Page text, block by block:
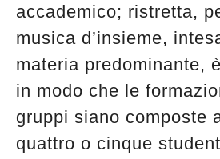
accademico; ristretta,
musica d’insieme,
materia predominante,
in modo che le
gruppi siano composte
quattro o cinque